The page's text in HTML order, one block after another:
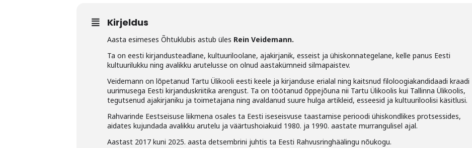
Kirjeldus
Aasta esimeses Õhtuklubis astub üles Rein Veidemann.
Ta on eesti kirjandusteadlane, kultuuriloolane, ajakirjanik, esseist ja ühiskonnategelane, kelle panus Eesti
kultuurilukku ning avalikku arutelusse on olnud aastakümneid silmapaistev.
Veidemann on lõpetanud Tartu Ülikooli eesti keele ja kirjanduse erialal ning kaitsnud filoloogiakandidaadi kraadi
uurimusega Eesti kirjanduskriitika arengust. Ta on töötanud õppejõuna nii Tartu Ülikoolis kui Tallinna Ülikoolis,
tegutsenud ajakirjaniku ja toimetajana ning avaldanud suure hulga artikleid, esseesid ja kultuuriloolisi käsitlusi.
Rahvarinde Eestseisuse liikmena osales ta Eesti iseseisvuse taastamise perioodi ühiskondlikes protsessides,
aidates kujundada avalikku arutelu ja väärtushoiakuid 1980. ja 1990. aastate murrangulisel ajal.
Aastast 2017 kuni 2025. aasta detsembrini juhtis ta Eesti Rahvusringhäälingu nõukogu.